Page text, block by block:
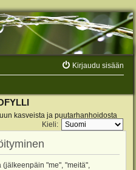
Kirjaudu sisään
kasveista ja puutarhanhoidosta
Kieli:
"me", "meitä",